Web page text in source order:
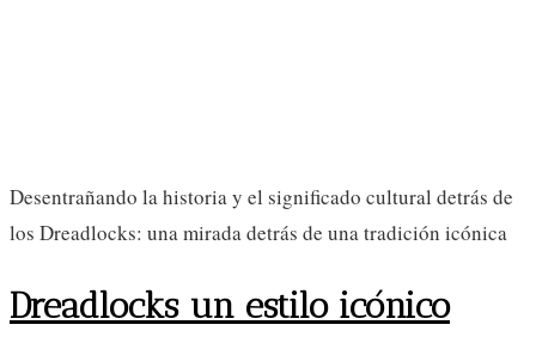
Desentrañando la historia y el significado cultural detrás de
los Dreadlocks: una mirada detrás de una tradición icónica
Dreadlocks un estilo icónico